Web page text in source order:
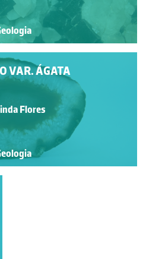
VAR. ÁGATA
Flores